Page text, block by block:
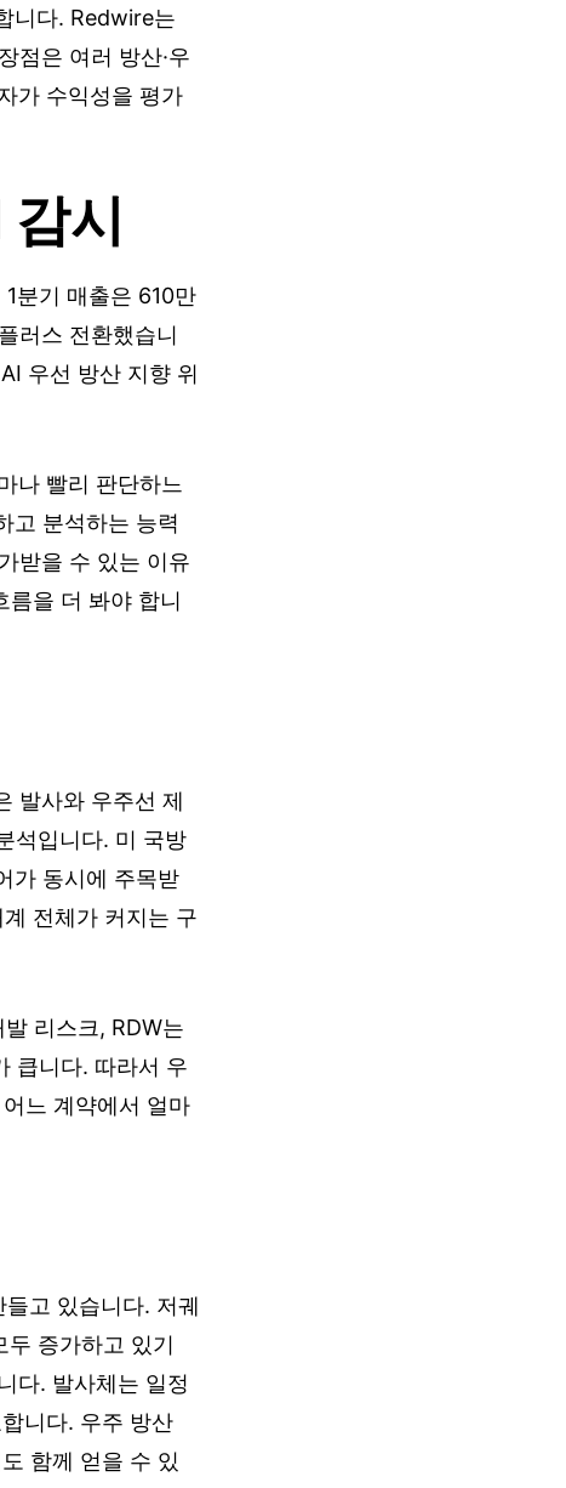
니다. Redwire는
점은 여러 방산·우
가 수익성을 평가
시
분기 매출은 610만
러스 전환했습니
우선 방산 지향 위
나 빨리 판단하느
고 분석하는 능력
받을 수 있는 이유
름을 더 봐야 합니
발사와 우주선 제
석입니다. 미 국방
가 동시에 주목받
전체가 커지는 구
리스크, RDW는
큽니다. 따라서 우
느 계약에서 얼마
들고 있습니다. 저궤
증가하고 있기
다. 발사체는 일정
니다. 우주 방산
함께 얻을 수 있